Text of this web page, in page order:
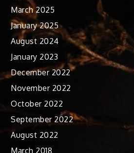
March 2025
January 2025
August 2024
January 2023
December 2022
November 2022
October 2022
September 2022
August 2022
March 2018